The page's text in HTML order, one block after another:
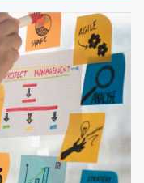
resolver
Ishikawa e voz do
Sigma: do White